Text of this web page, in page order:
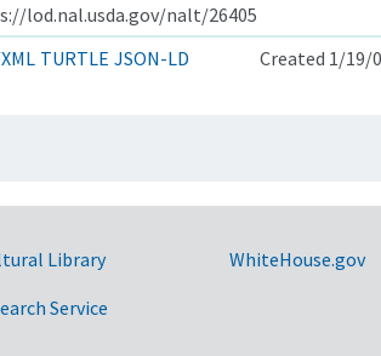
lod.nal.usda.gov/nalt/26405
TURTLE JSON-LD Created 1/19/
Library
Service
WhiteHouse.gov